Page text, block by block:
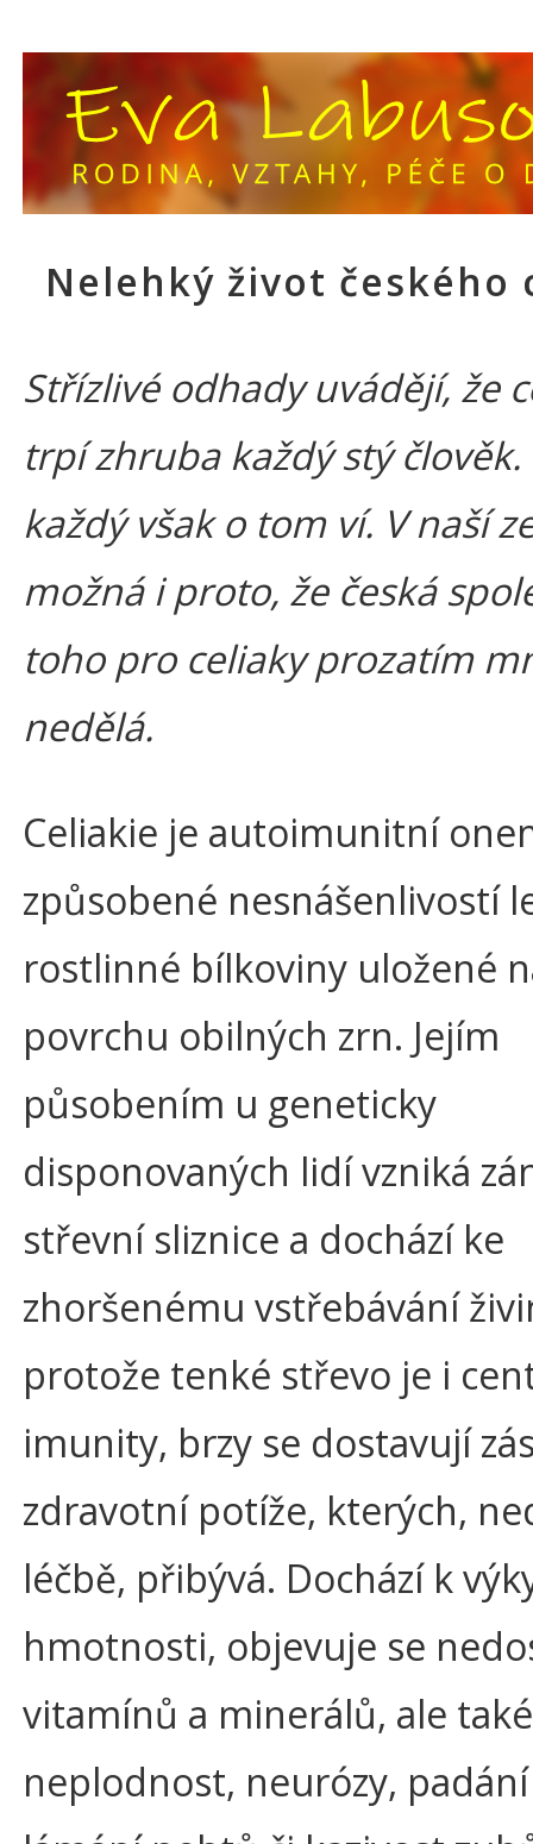
Nelehký život českého
Střízlivé odhady uvádějí, že
trpí zhruba každý stý člověk.
každý však o tom ví. V naší
možná i proto, že česká
toho pro celiaky prozatím
nedělá.
Celiakie je autoimunitní
způsobené nesnášenlivostí
rostlinné bílkoviny uložené
povrchu obilných zrn. Jejím
působením u geneticky
disponovaných lidí vzniká
střevní sliznice a dochází ke
zhoršenému vstřebávání
protože tenké střevo je i
imunity, brzy se dostavují
zdravotní potíže, kterých,
léčbě, přibývá. Dochází k
hmotnosti, objevuje se
vitamínů a minerálů, ale také
neplodnost, neurózy,